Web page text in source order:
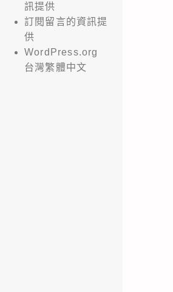
訊提供
訂閱留言的資訊提
供
WordPress.org
台灣繁體中文